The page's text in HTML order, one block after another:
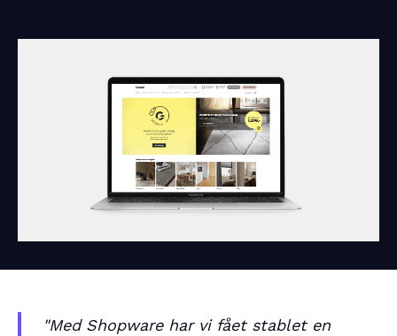
"Med Shopware har vi fået stablet en